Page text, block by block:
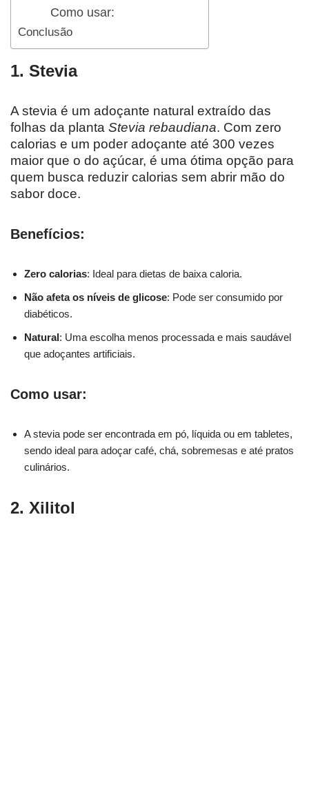
Como usar:
Conclusão
1. Stevia
A stevia é um adoçante natural extraído das
folhas da planta Stevia rebaudiana. Com zero
calorias e um poder adoçante até 300 vezes
maior que o do açúcar, é uma ótima opção para
quem busca reduzir calorias sem abrir mão do
sabor doce.
Benefícios:
Zero calorias: Ideal para dietas de baixa caloria.
Não afeta os níveis de glicose: Pode ser consumido por
diabéticos.
Natural: Uma escolha menos processada e mais saudável
que adoçantes artificiais.
Como usar:
A stevia pode ser encontrada em pó, líquida ou em tabletes,
sendo ideal para adoçar café, chá, sobremesas e até pratos
culinários.
2. Xilitol